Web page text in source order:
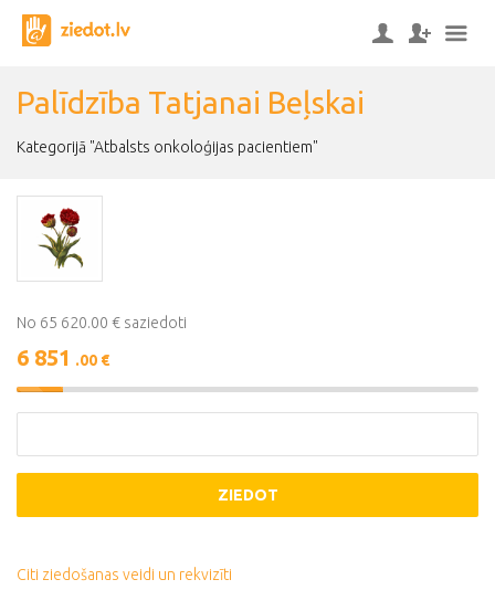
Palīdzība Tatjanai Beļskai
Kategorijā "Atbalsts onkoloģijas pacientiem"
No 65 620.00 € saziedoti
6 851 .00 €
10%
Complete
ZIEDOT
Citi ziedošanas veidi un rekvizīti